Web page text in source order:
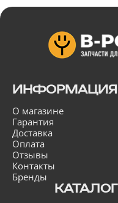
ИНФОРМАЦИЯ
О магазине
Гарантия
Доставка
Оплата
Отзывы
Контакты
Бренды
КАТАЛОГ